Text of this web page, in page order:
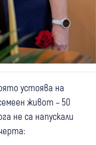
устоява на
живот – 50
не са напускали